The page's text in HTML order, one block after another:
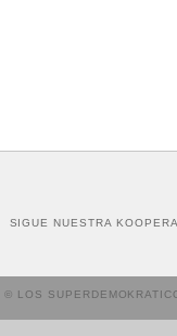
SIGUE NUESTRA
© LOS